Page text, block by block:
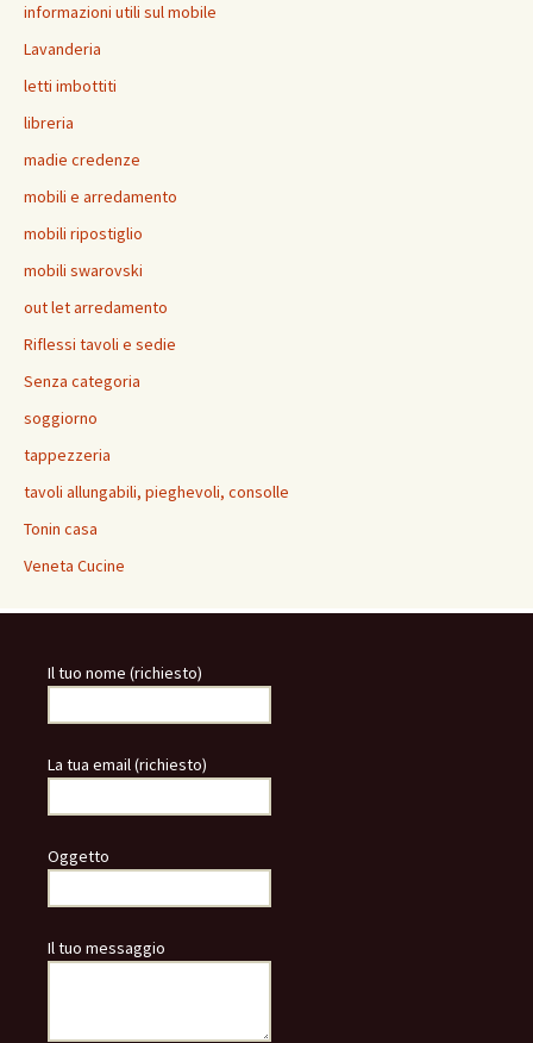
informazioni utili sul mobile
Lavanderia
letti imbottiti
libreria
madie credenze
mobili e arredamento
mobili ripostiglio
mobili swarovski
out let arredamento
Riflessi tavoli e sedie
Senza categoria
soggiorno
tappezzeria
tavoli allungabili, pieghevoli, consolle
Tonin casa
Veneta Cucine
Il tuo nome (richiesto)
La tua email (richiesto)
Oggetto
Il tuo messaggio